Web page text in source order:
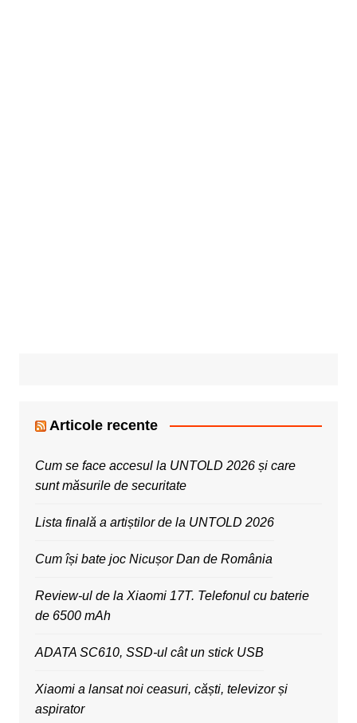
Articole recente
Cum se face accesul la UNTOLD 2026 și care
sunt măsurile de securitate
Lista finală a artiștilor de la UNTOLD 2026
Cum își bate joc Nicușor Dan de România
Review-ul de la Xiaomi 17T. Telefonul cu baterie
de 6500 mAh
ADATA SC610, SSD-ul cât un stick USB
Xiaomi a lansat noi ceasuri, căști, televizor și
aspirator